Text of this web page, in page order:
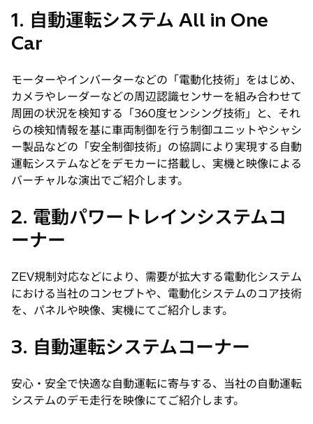
1. 自動運転システム All in One
Car
モーターやインバーターなどの「電動化技術」をはじめ、
カメラやレーダーなどの周辺認識センサーを組み合わせて
周囲の状況を検知する「360度センシング技術」と、それ
らの検知情報を基に車両制御を行う制御ユニットやシャシ
ー製品などの「安全制御技術」の協調により実現する自動
運転システムなどをデモカーに搭載し、実機と映像による
バーチャルな演出でご紹介します。
2. 電動パワートレインシステムコ
ーナー
ZEV規制対応などにより、需要が拡大する電動化システム
における当社のコンセプトや、電動化システムのコア技術
を、パネルや映像、実機にてご紹介します。
3. 自動運転システムコーナー
安心・安全で快適な自動運転に寄与する、当社の自動運転
システムのデモ走行を映像にてご紹介します。